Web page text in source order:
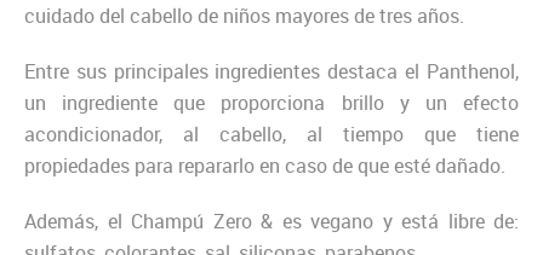
cuidado del cabello de niños mayores de tres años.
Entre sus principales ingredientes destaca el Panthenol,
un ingrediente que proporciona brillo y un efecto
acondicionador, al cabello, al tiempo que tiene
propiedades para repararlo en caso de que esté dañado.
Además, el Champú Zero & es vegano y está libre de: